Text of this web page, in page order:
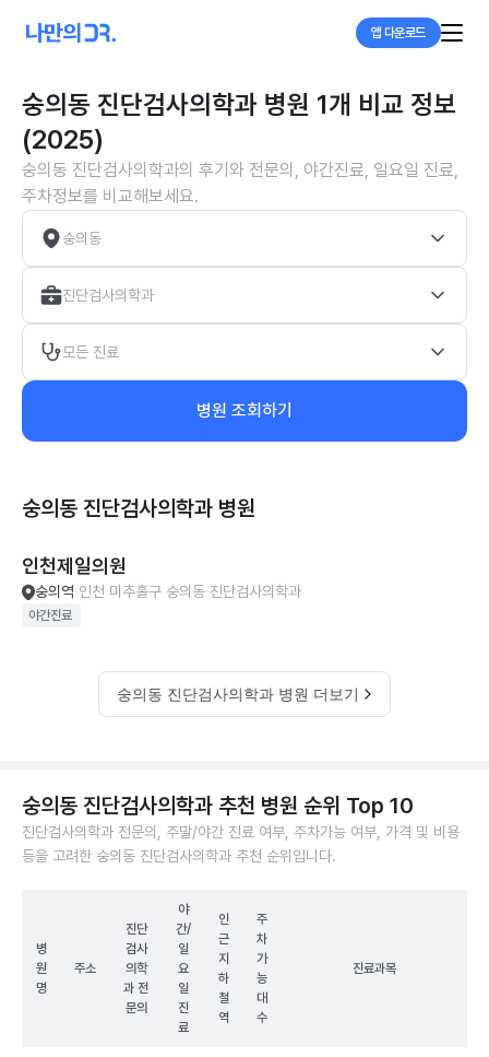
앱 다운로드
숭의동 진단검사의학과 병원 1개 비교 정보
(2025)
숭의동 진단검사의학과의 후기와 전문의, 야간진료, 일요일 진료,
주차정보를 비교해보세요.
숭의동
진단검사의학과
모든 진료
병원 조회하기
숭의동 진단검사의학과 병원
인천제일의원
숭의역 인천 미추홀구 숭의동 진단검사의학과
야간진료
숭의동 진단검사의학과 병원 더보기
숭의동 진단검사의학과 추천 병원 순위 Top 10
진단검사의학과 전문의, 주말/야간 진료 여부, 주차가능 여부, 가격 및 비용
등을 고려한 숭의동 진단검사의학과 추천 순위입니다.
병
원
명
주소
진단
검사
의학
과 전
문의
야
간/
일
요
일
진
료
인
근
지
하
철
역
주
차
가
능
대
수
진료과목